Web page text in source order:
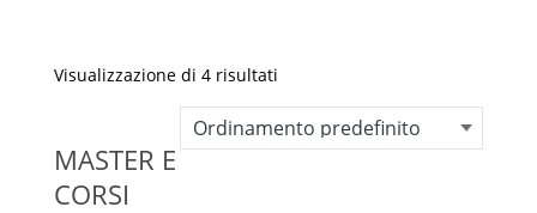
Visualizzazione di 4 risultati
MASTER E
CORSI